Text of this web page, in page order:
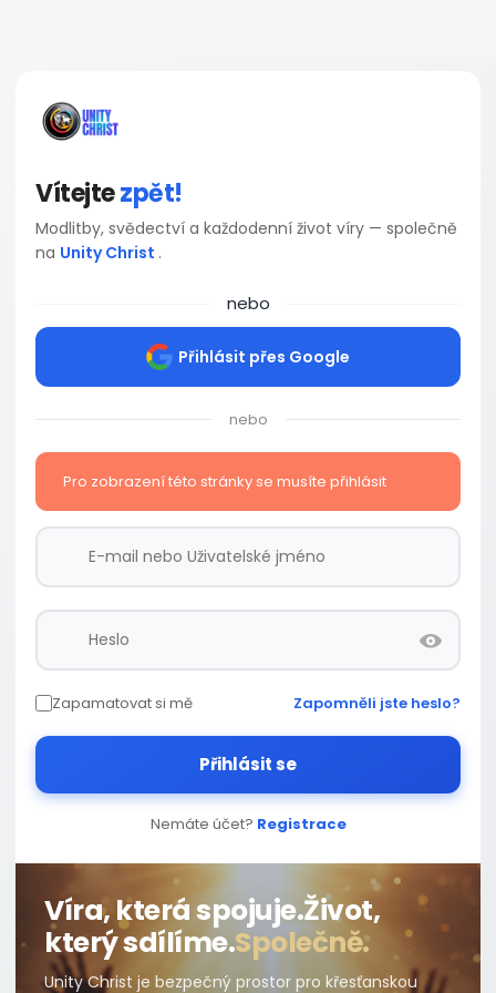
Vítejtezpět!
Modlitby, svědectví a každodenní život víry — společně
na Unity Christ .
nebo
Přihlásit přes Google
nebo
Pro zobrazení této stránky se musíte přihlásit
Zapamatovat si mě Zapomněli jste heslo?
Přihlásit se
Nemáte účet? Registrace
Víra, která spojuje.Život,
který sdílíme.Společně.
Unity Christ je bezpečný prostor pro křesťanskou